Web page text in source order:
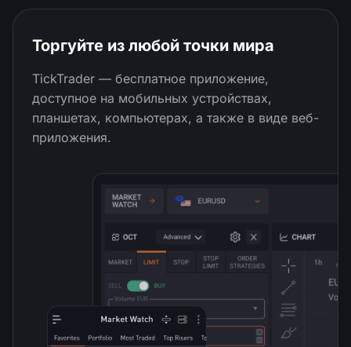
Торгуйте из любой точки мира
TickTrader — бесплатное приложение,
доступное на мобильных устройствах,
планшетах, компьютерах, а также в виде веб-
приложения.